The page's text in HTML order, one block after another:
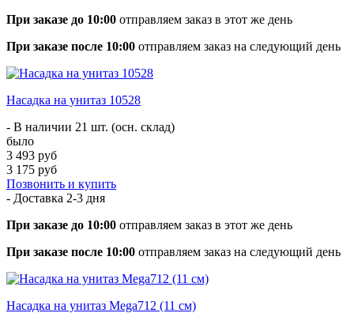
При заказе до 10:00 отправляем заказ в этот же день
При заказе после 10:00 отправляем заказ на следующий день
Насадка на унитаз 10528
- В наличии 21 шт. (осн. склад)
было
3 493 руб
3 175 руб
Позвонить и купить
- Доставка 2-3 дня
При заказе до 10:00 отправляем заказ в этот же день
При заказе после 10:00 отправляем заказ на следующий день
Насадка на унитаз Mega712 (11 см)